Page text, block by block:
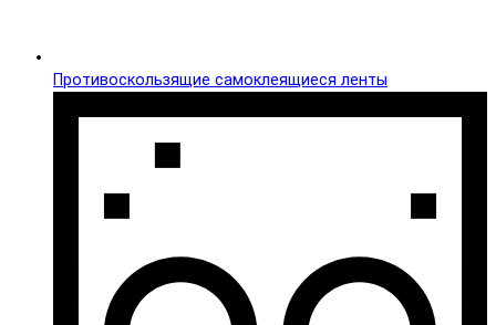
Противоскользящие самоклеящиеся ленты